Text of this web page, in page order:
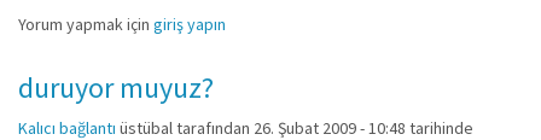
Yorum yapmak için giriş yapın
duruyor muyuz?
Kalıcı bağlantı üstübaltarafından 26. Şubat 2009 - 10:48 tarihinde